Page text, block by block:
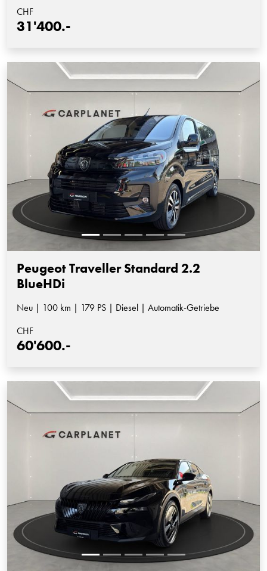
CHF
31'400.-
Peugeot Traveller Standard 2.2
BlueHDi
Neu | 100 km | 179 PS | Diesel | Automatik-Getriebe
CHF
60'600.-